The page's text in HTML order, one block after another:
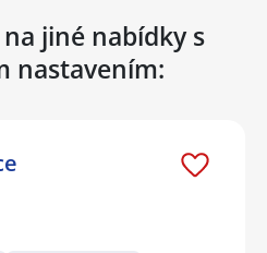
jiné nabídky s
nastavením: